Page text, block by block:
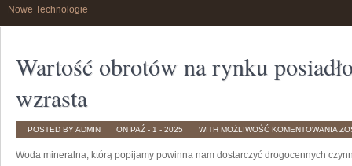
Nowe Technologie
Wartość obrotów na rynku
wzrasta
POSTED BY ADMIN ON PAŹ - 1 - 2025 WITH MOŻLIWOŚĆ KOMENTOWANIA
Woda mineralna, którą popijamy powinna nam dostarczyć drogocennych